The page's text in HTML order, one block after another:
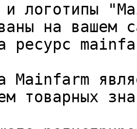
и логотипы
на вашем
ресурс
Mainfarm
товарных